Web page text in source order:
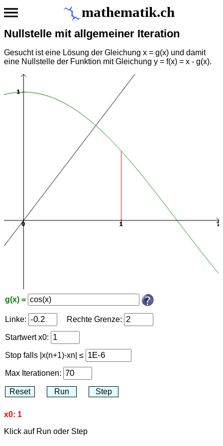
mathematik.ch
Nullstelle mit allgemeiner Iteration
Gesucht ist eine Lösung der Gleichung x = g(x) und damit
eine Nullstelle der Funktion mit Gleichung y = f(x) = x - g(x).
g(x) =
Linke: Rechte Grenze:
Startwert x0:
Stop falls |x(n+1)-xn| ≤
Max Iterationen:
x0: 1
Klick auf Run oder Step